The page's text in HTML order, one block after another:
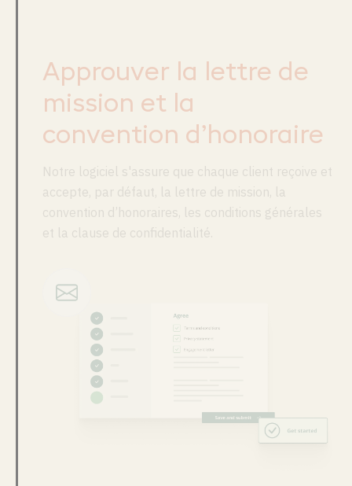
Approuver la lettre de
mission et la
convention d’honoraire
Notre logiciel s'assure que chaque client reçoive et
accepte, par défaut, la lettre de mission, la
convention d’honoraires, les conditions générales
et la clause de confidentialité.